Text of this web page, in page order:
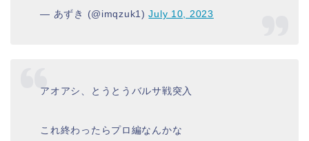
— あずき (@imqzuk1)July 10, 2023
アオアシ、とうとうバルサ戦突入
これ終わったらプロ編なんかな